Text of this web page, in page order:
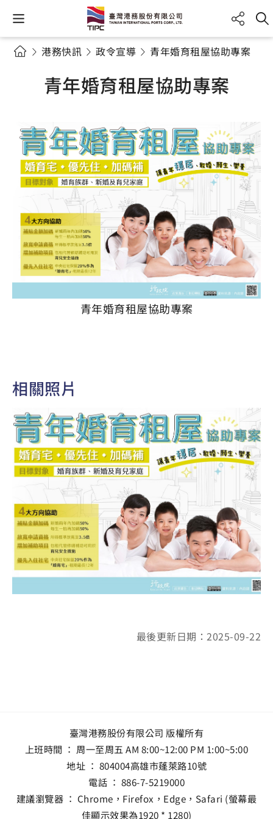
港務快訊 政令宣導 青年婚育租屋協助專案
青年婚育租屋協助專案
青年婚育租屋協助專案
相關照片
最後更新日期：2025-09-22
臺灣港務股份有限公司 版權所有
上班時間 ： 周一至周五 AM 8:00~12:00 PM 1:00~5:00
地址 ： 804004高雄市蓬萊路10號
電話 ： 886-7-5219000
建議瀏覽器 ： Chrome，Firefox，Edge，Safari (螢幕最
佳顯示效果為1920 * 1280)